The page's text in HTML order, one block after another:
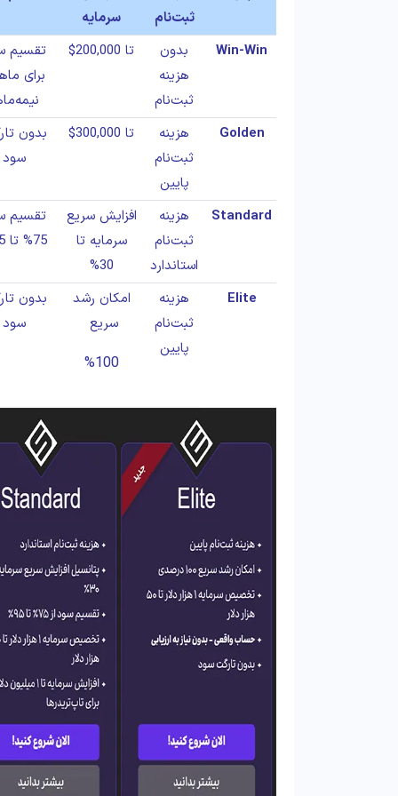
ثبت‌نام
سرمایه
Win-Win
بدون
هزینه
ثبت‌نام
تا 200,000$
تقسیم
برای
Golden
هزینه
ثبت‌نام
پایین
تا 300,000$
بدون
سود
Standard
هزینه
ثبت‌نام
استاندارد
افزایش سریع
سرمایه تا
30%
تقسیم
75% تا 95%
Elite
هزینه
ثبت‌نام
پایین
امکان رشد
سریع
%100
بدون
سود